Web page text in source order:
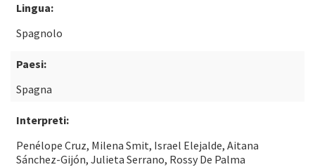
Lingua:
Spagnolo
Paesi:
Spagna
Interpreti:
Penélope Cruz, Milena Smit, Israel Elejalde, Aitana
Sánchez-Gijón, Julieta Serrano, Rossy De Palma